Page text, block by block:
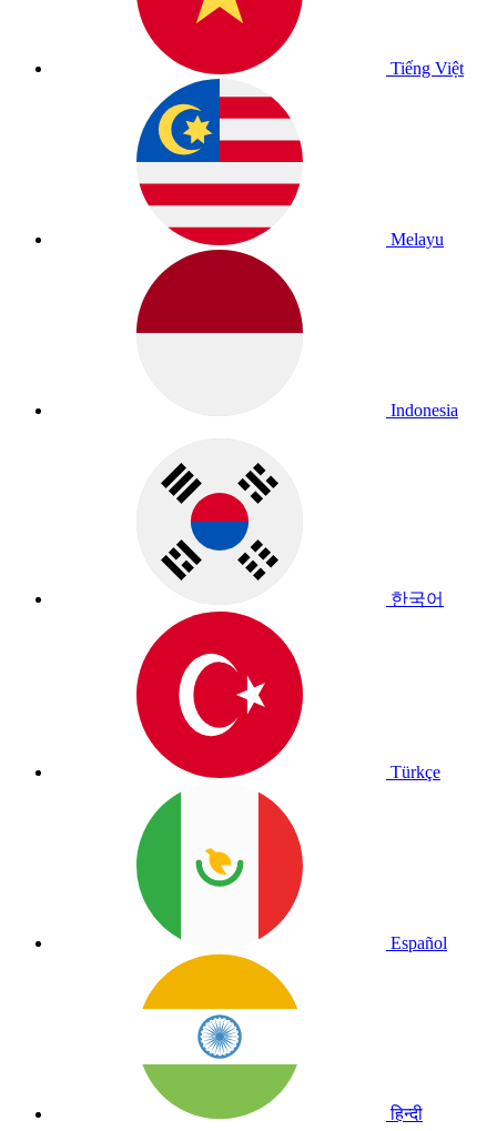
Tiếng Việt
Melayu
Indonesia
한국어
Türkçe
Español
हिन्दी